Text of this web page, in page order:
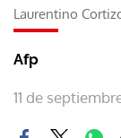
Laurentino
Afp
11 de